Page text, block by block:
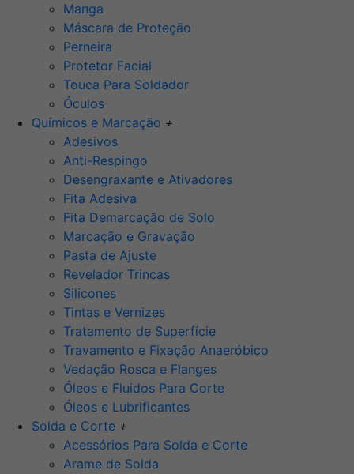
Manga
Máscara de Proteção
Perneira
Protetor Facial
Touca Para Soldador
Óculos
Químicos e Marcação +
Adesivos
Anti-Respingo
Desengraxante e Ativadores
Fita Adesiva
Fita Demarcação de Solo
Marcação e Gravação
Pasta de Ajuste
Revelador Trincas
Silicones
Tintas e Vernizes
Tratamento de Superfície
Travamento e Fixação Anaeróbico
Vedação Rosca e Flanges
Óleos e Fluidos Para Corte
Óleos e Lubrificantes
Solda e Corte +
Acessórios Para Solda e Corte
Arame de Solda